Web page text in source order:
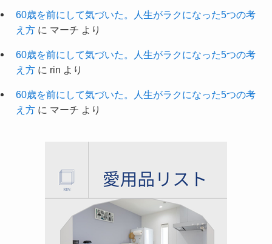
60歳を前にして気づいた。人生がラクになった5つの考
え方に マーチ より
60歳を前にして気づいた。人生がラクになった5つの考
え方に rin より
60歳を前にして気づいた。人生がラクになった5つの考
え方に マーチ より